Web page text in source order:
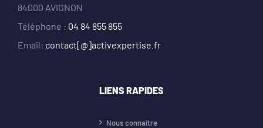
84000 AVIGNON
Téléphone : 04 84 855 855
Email: contact[@]activexpertise.fr
LIENS RAPIDES
Nous connaître